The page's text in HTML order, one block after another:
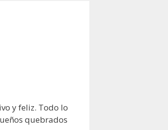
y feliz. Todo lo
quebrados